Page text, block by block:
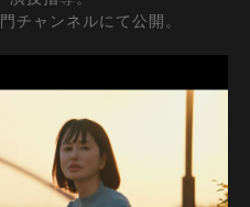
ャンネルにて公開。